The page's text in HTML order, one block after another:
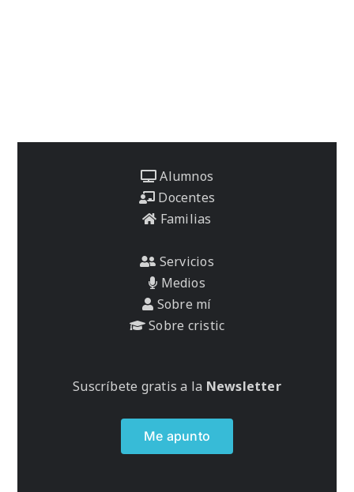
Alumnos
Docentes
Familias
Servicios
Medios
Sobre mí
Sobre cristic
Suscríbete gratis a la Newsletter
Me apunto